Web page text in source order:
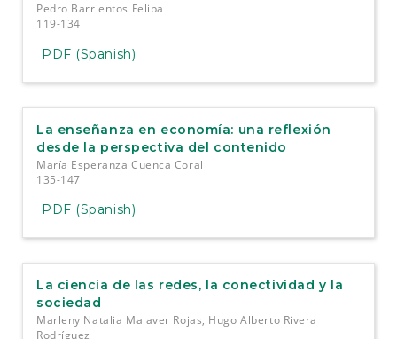
Pedro Barrientos Felipa
119-134
PDF (Spanish)
La enseñanza en economía: una reflexión
desde la perspectiva del contenido
María Esperanza Cuenca Coral
135-147
PDF (Spanish)
La ciencia de las redes, la conectividad y la
sociedad
Marleny Natalia Malaver Rojas, Hugo Alberto Rivera
Rodríguez